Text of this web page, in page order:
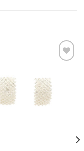
Προσθήκη
wishlist